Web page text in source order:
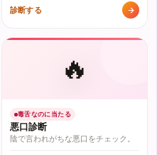
診断する
🔥
毒舌なのに当たる
悪口診断
陰で言われがちな悪口をチェック。